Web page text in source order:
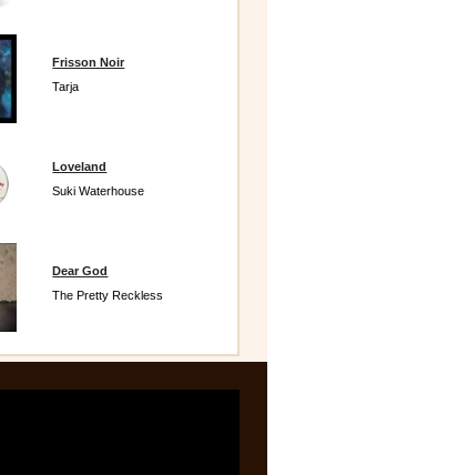
Frisson Noir
Tarja
Loveland
Suki Waterhouse
Dear God
The Pretty Reckless